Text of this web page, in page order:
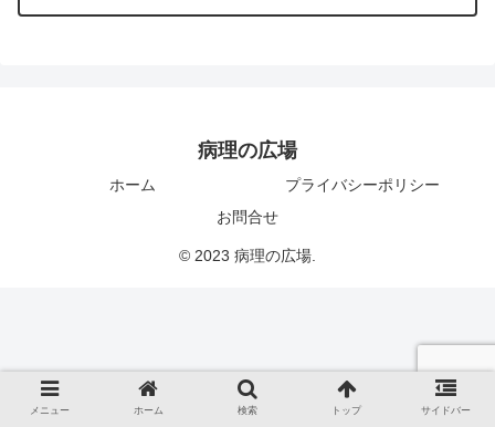
病理の広場
ホーム
プライバシーポリシー
お問合せ
© 2023 病理の広場.
メニュー ホーム 検索 トップ サイドバー